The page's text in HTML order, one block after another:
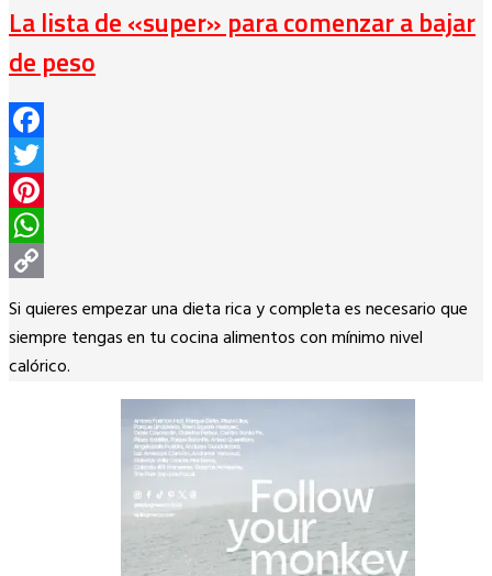
La lista de «super» para comenzar a bajar
de peso
Facebook
Twitter
Pinterest
WhatsApp
Copy
Link
Si quieres empezar una dieta rica y completa es necesario que
siempre tengas en tu cocina alimentos con mínimo nivel
calórico.